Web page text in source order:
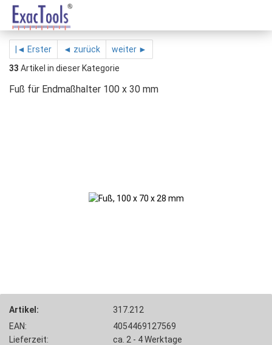
|◄ Erster ◄ zurück
weiter ►
33 Artikel in dieser Kategorie
Fuß für Endmaßhalter 100 x 30 mm
Artikel:
317.212
EAN:
4054469127569
Lieferzeit:
ca. 2 - 4 Werktage